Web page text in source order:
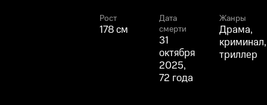
Рост
178 см
Дата
смерти
31
октября
2025,
72 года
Жанры
Драма,
криминал,
триллер